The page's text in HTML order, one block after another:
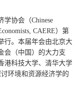
协会（Chinese
CAERE）第
行。本届年会由北京大
会（中国）的大力支
港科技大学、清华大学
环境和资源经济学的